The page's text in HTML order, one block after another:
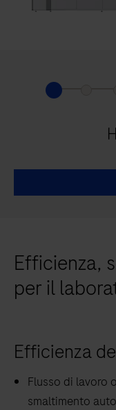
Efficienza,
per il
Efficienza
Flusso di lavoro
smaltimento